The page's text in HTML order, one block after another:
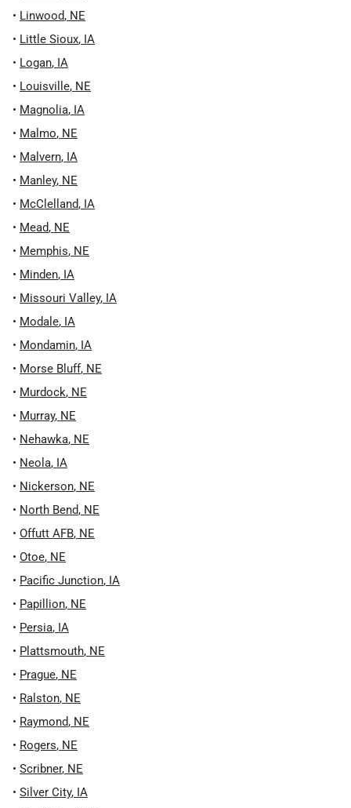
• Linwood, NE
• Little Sioux, IA
• Logan, IA
• Louisville, NE
• Magnolia, IA
• Malmo, NE
• Malvern, IA
• Manley, NE
• McClelland, IA
• Mead, NE
• Memphis, NE
• Minden, IA
• Missouri Valley, IA
• Modale, IA
• Mondamin, IA
• Morse Bluff, NE
• Murdock, NE
• Murray, NE
• Nehawka, NE
• Neola, IA
• Nickerson, NE
• North Bend, NE
• Offutt AFB, NE
• Otoe, NE
• Pacific Junction, IA
• Papillion, NE
• Persia, IA
• Plattsmouth, NE
• Prague, NE
• Ralston, NE
• Raymond, NE
• Rogers, NE
• Scribner, NE
• Silver City, IA